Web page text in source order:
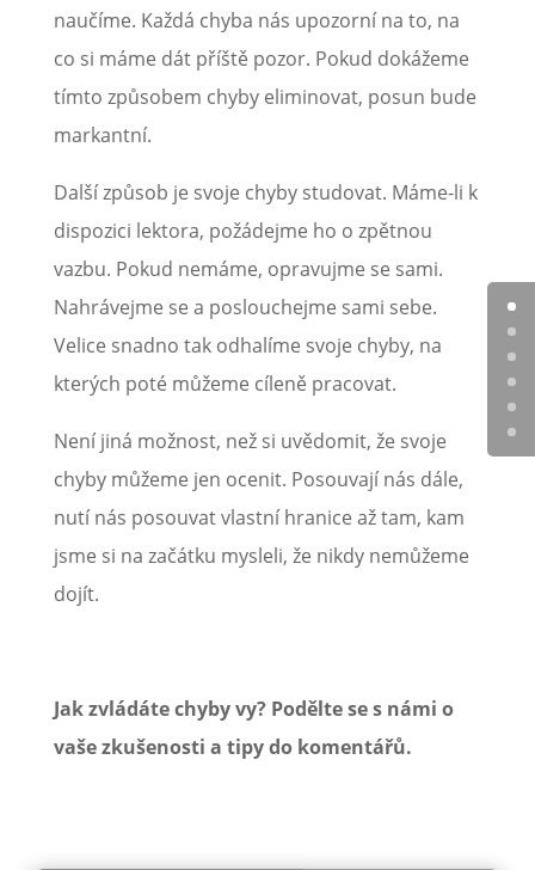
naučíme. Každá chyba nás upozorní na to, na
co si máme dát příště pozor. Pokud dokážeme
tímto způsobem chyby eliminovat, posun bude
markantní.
Další způsob je svoje chyby studovat. Máme-li k
dispozici lektora, požádejme ho o zpětnou
vazbu. Pokud nemáme, opravujme se sami.
Nahrávejme se a poslouchejme sami sebe.
Velice snadno tak odhalíme svoje chyby, na
kterých poté můžeme cíleně pracovat.
Není jiná možnost, než si uvědomit, že svoje
chyby můžeme jen ocenit. Posouvají nás dále,
nutí nás posouvat vlastní hranice až tam, kam
jsme si na začátku mysleli, že nikdy nemůžeme
dojít.
Jak zvládáte chyby vy? Podělte se s námi o
vaše zkušenosti a tipy do komentářů.